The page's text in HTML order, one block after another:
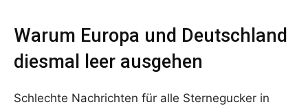
Warum Europa und Deutschland
diesmal leer ausgehen
Schlechte Nachrichten für alle Sternegucker in